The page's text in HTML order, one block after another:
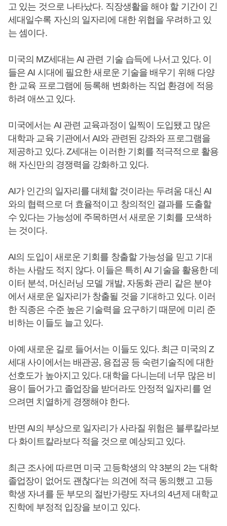
고 있는 것으로 나타났다. 직장생활을 해야 할 기간이 긴
세대일수록 자신의 일자리에 대한 위협을 우려하고 있
는 셈이다.
미국의 MZ세대는 AI 관련 기술 습득에 나서고 있다. 이
들은 AI 시대에 필요한 새로운 기술을 배우기 위해 다양
한 교육 프로그램에 등록해 변화하는 직업 환경에 적응
하려 애쓰고 있다.
미국에서는 AI 관련 교육과정이 일찍이 도입됐고 많은
대학과 교육 기관에서 AI와 관련된 강좌와 프로그램을
제공하고 있다. Z세대는 이러한 기회를 적극적으로 활용
해 자신만의 경쟁력을 강화하고 있다.
AI가 인간의 일자리를 대체할 것이라는 두려움 대신 AI
와의 협력으로 더 효율적이고 창의적인 결과를 도출할
수 있다는 가능성에 주목하면서 새로운 기회를 모색하
는 것이다.
AI의 도입이 새로운 기회를 창출할 가능성을 믿고 기대
하는 사람도 적지 않다. 이들은 특히 AI 기술을 활용한 데
이터 분석, 머신러닝 모델 개발, 자동화 관리 같은 분야
에서 새로운 일자리가 창출될 것을 기대하고 있다. 이러
한 직종은 수준 높은 기술력을 요구하기 때문에 미리 준
비하는 이들도 늘고 있다.
아예 새로운 길로 들어서는 이들도 있다. 최근 미국의 Z
세대 사이에서는 배관공, 용접공 등 숙련기술직에 대한
선호도가 높아지고 있다. 대학을 다니는데 너무 많은 비
용이 들어가고 졸업장을 받더라도 안정적 일자리를 얻
으려면 치열하게 경쟁해야 한다.
반면 AI의 부상으로 일자리가 사라질 위험은 블루칼라보
다 화이트칼라보다 적을 것으로 예상되고 있다.
최근 조사에 따르면 미국 고등학생의 약 3분의 2는 ‘대학
졸업장이 없어도 괜찮다’는 의견에 적극 동의했고 고등
학생 자녀를 둔 부모의 절반가량도 자녀의 4년제 대학교
진학에 부정적 입장을 보이고 있다.